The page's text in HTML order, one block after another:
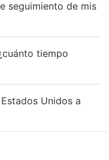
seguimiento de mis
tiempo
Unidos a